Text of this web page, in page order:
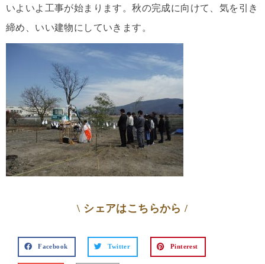
いよいよ工事が始まります。秋の完成に向けて、気を引き
締め、いい建物にしていきます。
\ シェアはこちらから /
Facebook Twitter Pinterest